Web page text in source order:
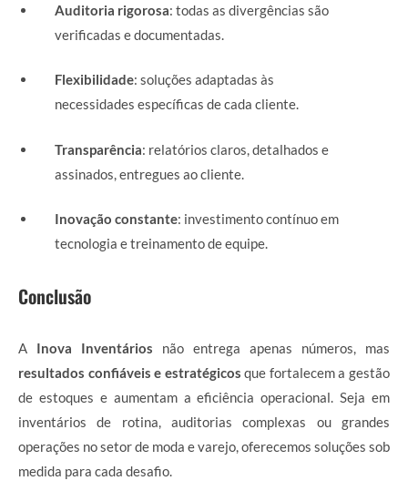
Auditoria rigorosa: todas as divergências são
verificadas e documentadas.
Flexibilidade: soluções adaptadas às
necessidades específicas de cada cliente.
Transparência: relatórios claros, detalhados e
assinados, entregues ao cliente.
Inovação constante: investimento contínuo em
tecnologia e treinamento de equipe.
Conclusão
A Inova Inventários não entrega apenas números, mas
resultados confiáveis e estratégicos que fortalecem a gestão
de estoques e aumentam a eficiência operacional. Seja em
inventários de rotina, auditorias complexas ou grandes
operações no setor de moda e varejo, oferecemos soluções sob
medida para cada desafio.